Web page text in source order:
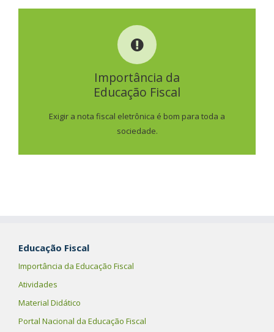
Importância da
Educação Fiscal
Exigir a nota fiscal eletrônica é bom para toda a
sociedade.
IMPORTÂNCIA DA
SAIBA MAIS
Educação Fiscal
Importância da Educação Fiscal
Atividades
Material Didático
Portal Nacional da Educação Fiscal